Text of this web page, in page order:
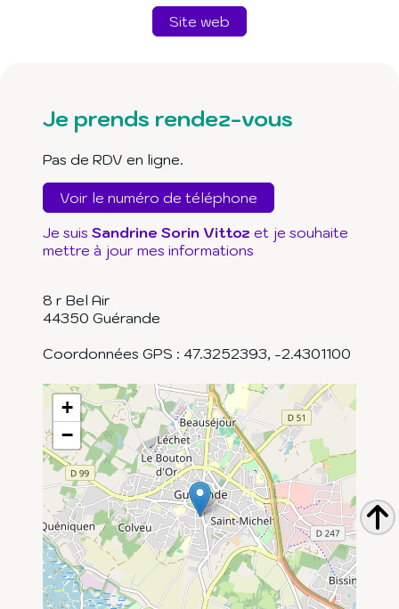
Site web
Je prends rendez-vous
Pas de RDV en ligne.
Voir le numéro de téléphone
Je suis Sandrine Sorin Vittoz et je souhaite
mettre à jour mes informations
8 r Bel Air
44350 Guérande
Coordonnées GPS : 47.3252393, -2.4301100
+
−